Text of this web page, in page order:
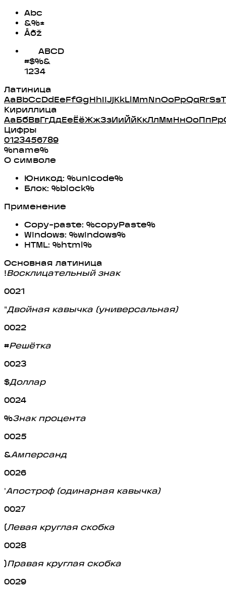
Abc
&%±
Åðž
ABCD
#$%&
1234
Латиница
AaBbCcDdEeFfGgHhIiJjKkLlMmNnOoPpQqRrSsT
Кириллица
АаБбВвГгДдЕеЁёЖжЗзИиЙйКкЛлМмНнОоПпРр
Цифры
0123456789
%name%
О символе
Юникод: %unicode%
Блок: %block%
Применение
Copy-paste: %copyPaste%
Windows: %windows%
HTML: %html%
Основная латиница
!Восклицательный знак
0021
"Двойная кавычка (универсальная)
0022
#Решётка
0023
$Доллар
0024
%Знак процента
0025
&Амперсанд
0026
'Апостроф (одинарная кавычка)
0027
(Левая круглая скобка
0028
)Правая круглая скобка
0029